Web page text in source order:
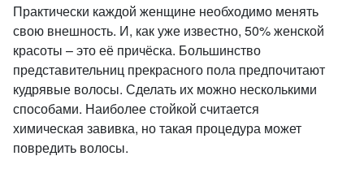
Практически каждой женщине необходимо менять
свою внешность. И, как уже известно, 50% женской
красоты – это её причёска. Большинство
представительниц прекрасного пола предпочитают
кудрявые волосы. Сделать их можно несколькими
способами. Наиболее стойкой считается
химическая завивка, но такая процедура может
повредить волосы.